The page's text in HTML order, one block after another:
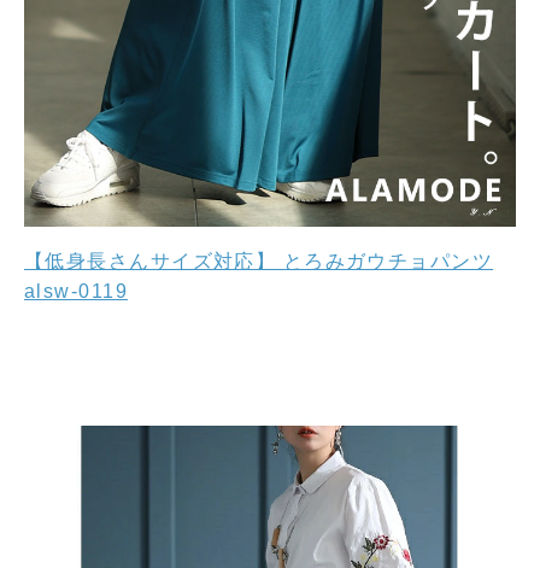
【低身長さんサイズ対応】 とろみガウチョパンツ
alsw-0119